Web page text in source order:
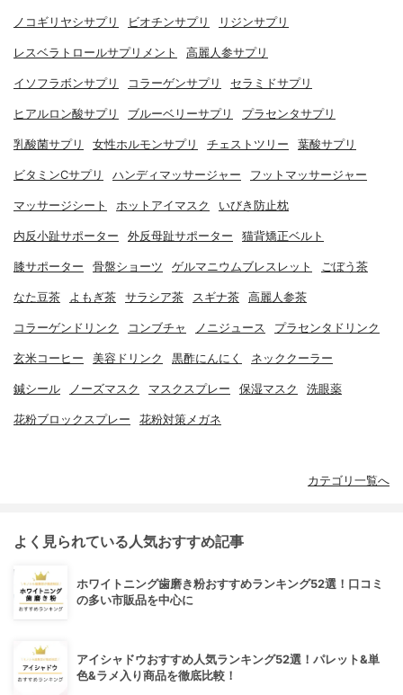
ノコギリヤシサプリ ビオチンサプリ リジンサプリ
レスベラトロールサプリメント 高麗人参サプリ
イソフラボンサプリ コラーゲンサプリ セラミドサプリ
ヒアルロン酸サプリ ブルーベリーサプリ プラセンタサプリ
乳酸菌サプリ 女性ホルモンサプリ チェストツリー 葉酸サプリ
ビタミンCサプリ ハンディマッサージャー フットマッサージャー
マッサージシート ホットアイマスク いびき防止枕
内反小趾サポーター 外反母趾サポーター 猫背矯正ベルト
膝サポーター 骨盤ショーツ ゲルマニウムブレスレット ごぼう茶
なた豆茶 よもぎ茶 サラシア茶 スギナ茶 高麗人参茶
コラーゲンドリンク コンブチャ ノニジュース プラセンタドリンク
玄米コーヒー 美容ドリンク 黒酢にんにく ネッククーラー
鍼シール ノーズマスク マスクスプレー 保湿マスク 洗眼薬
花粉ブロックスプレー 花粉対策メガネ
カテゴリ一覧へ
よく見られている人気おすすめ記事
ホワイトニング歯磨き粉おすすめランキング52選！口コミ
の多い市販品を中心に
アイシャドウおすすめ人気ランキング52選！パレット&単
色&ラメ入り商品を徹底比較！